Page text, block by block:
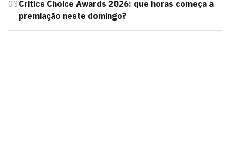
03Critics Choice Awards 2026: que horas começa a
premiação neste domingo?